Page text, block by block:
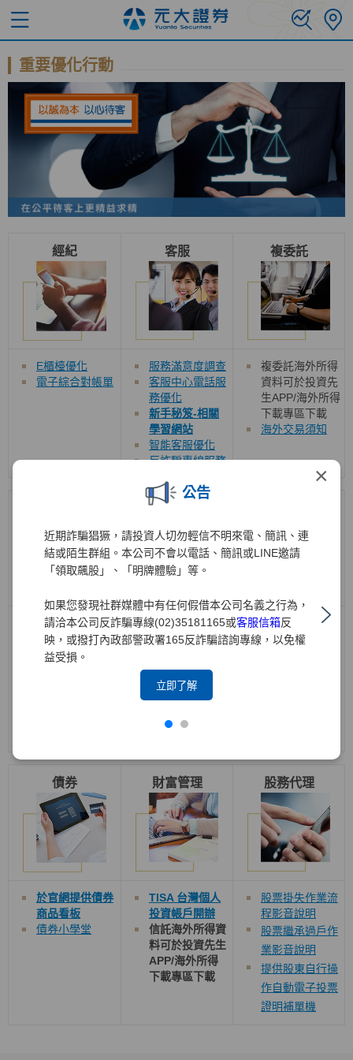
×
公告
近期詐騙猖獗，請投資人切勿輕信不明來電、簡訊、連
結或陌生群組。本公司不會以電話、簡訊或LINE邀請
「領取飆股」、「明牌體驗」等。
如果您發現社群媒體中有任何假借本公司名義之行為，
請洽本公司反詐騙專線(02)35181165或客服信箱反
映，或撥打內政部警政署165反詐騙諮詢專線，以免權
益受損。
立即了解
重要優化行動
經紀 客服 複委託
E櫃檯優化
電子綜合對帳單
服務滿意度調查
客服中心電話服
務優化
新手秘笈-相關
學習網站
智能客服優化
反詐騙專線服務
複委託海外所得
資料可於投資先
生APP/海外所得
下載專區下載
海外交易須知
投資銀行
借券交易系統長
效單說明
於官網新增興櫃
交易市場即時行
即時新聞及重大
訊息公告
官網提供下列專區
權證教學專區
債券 財富管理 股務代理
於官網提供債券
商品看板
債券小學堂
TISA 台灣個人
投資帳戶開辦
信託海外所得資
料可於投資先生
APP/海外所得
下載專區下載
股票掛失作業流
程影音說明
股票繼承過戶作
業影音說明
提供股東自行操
作自動電子投票
證明補單機